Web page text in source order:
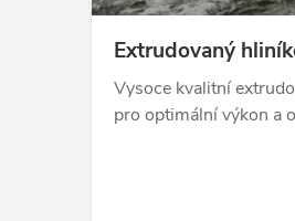
Extrudovaný
Vysoce kvalitní
pro optimální výkon a